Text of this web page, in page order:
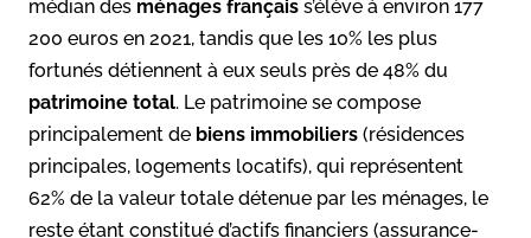
médian des ménages français s’élève à environ 177
200 euros en 2021, tandis que les 10% les plus
fortunés détiennent à eux seuls près de 48% du
patrimoine total. Le patrimoine se compose
principalement de biens immobiliers (résidences
principales, logements locatifs), qui représentent
62% de la valeur totale détenue par les ménages, le
reste étant constitué d’actifs financiers (assurance-